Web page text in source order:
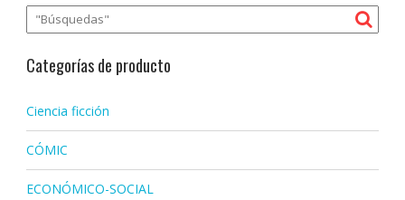
Categorías de producto
Ciencia ficción
CÓMIC
ECONÓMICO-SOCIAL